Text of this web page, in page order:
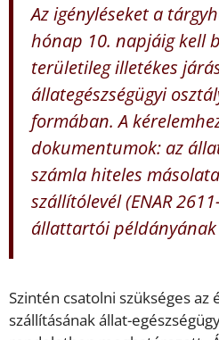
Az igényléseket a
hónap 10. napjáig kell
területileg illetékes
állategészségügyi
formában. A
dokumentumok: az
számla hiteles
szállítólevél (ENAR
állattartói
Szintén csatolni szükséges az
szállításának állat-